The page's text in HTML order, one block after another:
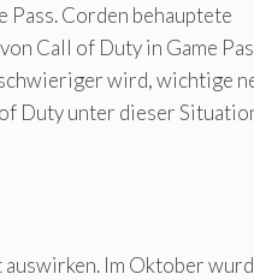
Corden behauptete
Call of Duty in Game
wird, wichtige
Duty unter dieser
Im Oktober